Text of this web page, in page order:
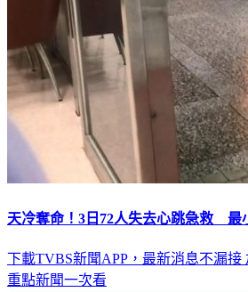
天冷奪命！3日72人失去心跳急救 最
下載TVBS新聞APP，最新消息不漏接
重點新聞一次看